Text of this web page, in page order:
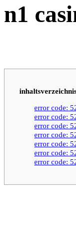
n1
error code:
error code:
error code:
error code:
error code:
error code:
error code: